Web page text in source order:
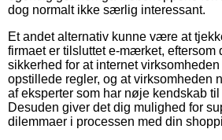
dog normalt ikke særlig interessant.
Et andet alternativ kunne være at
firmaet er tilsluttet e-mærket,
sikkerhed for at internet
opstillede regler, og at virksomheden
af eksperter som har nøje kendskab
Desuden giver det dig mulighed for
dilemmaer i processen med din